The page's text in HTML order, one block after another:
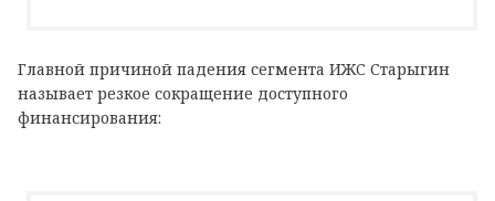
Главной причиной падения сегмента ИЖС Старыгин
называет резкое сокращение доступного
финансирования: